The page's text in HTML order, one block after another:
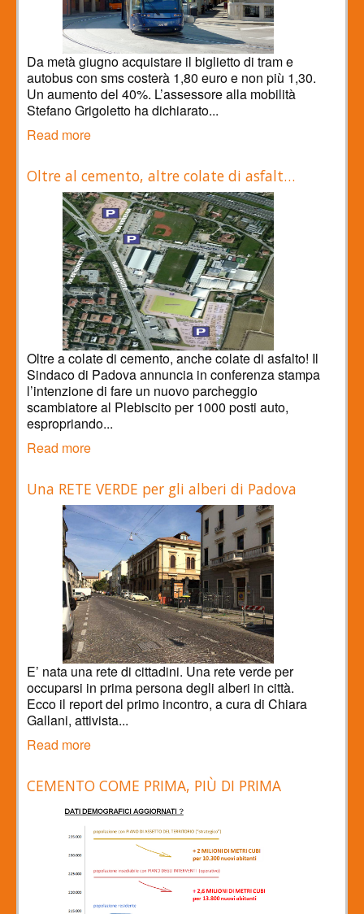
Da metà giugno acquistare il biglietto di tram e
autobus con sms costerà 1,80 euro e non più 1,30.
Un aumento del 40%. L’assessore alla mobilità
Stefano Grigoletto ha dichiarato...
Read more
Oltre al cemento, altre colate di asfalt…
Oltre a colate di cemento, anche colate di asfalto! Il
Sindaco di Padova annuncia in conferenza stampa
l’intenzione di fare un nuovo parcheggio
scambiatore al Plebiscito per 1000 posti auto,
espropriando...
Read more
Una RETE VERDE per gli alberi di Padova
E’ nata una rete di cittadini. Una rete verde per
occuparsi in prima persona degli alberi in città.
Ecco il report del primo incontro, a cura di Chiara
Gallani, attivista...
Read more
CEMENTO COME PRIMA, PIÙ DI PRIMA